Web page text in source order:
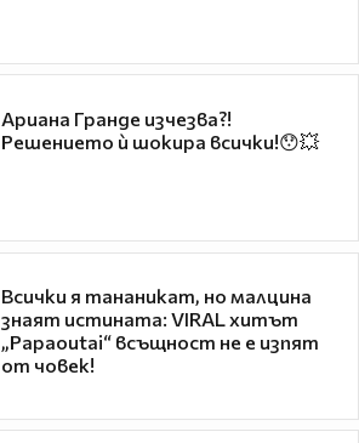
Ариана Гранде изчезва?!
Решението ѝ шокира всички!😯💥
Всички я тананикат, но малцина
знаят истината: VIRAL хитът
„Papaoutai“ всъщност не е изпят
от човек!